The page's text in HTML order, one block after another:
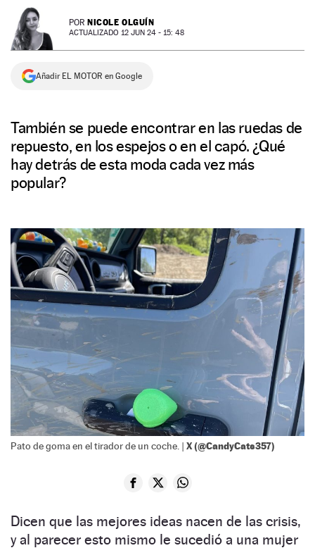
NEWSLETTER POR NICOLE OLGUÍN
ACTUALIZADO 12 JUN 24 - 15: 48
Añadir EL MOTOR en Google
También se puede encontrar en las ruedas de
repuesto, en los espejos o en el capó. ¿Qué
hay detrás de esta moda cada vez más
popular?
Pato de goma en el tirador de un coche. | X (@CandyCats357)
Dicen que las mejores ideas nacen de las crisis,
y al parecer esto mismo le sucedió a una mujer